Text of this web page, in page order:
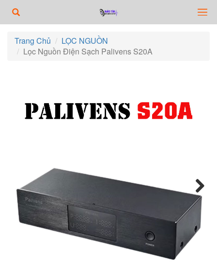
Trang Chủ
LỌC NGUỒN
Lọc Nguồn Điện Sạch Palivens S20A
Next